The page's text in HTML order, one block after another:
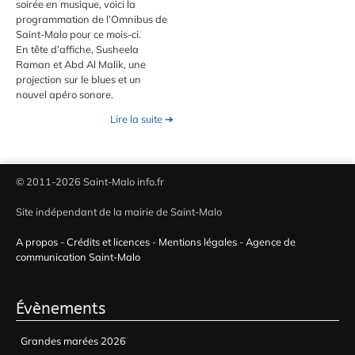
soirée en musique, voici la
programmation de l’Omnibus de
Saint-Malo pour ce mois-ci.
En tête d’affiche, Susheela
Raman et Abd Al Malik, une
projection sur le blues et un
nouvel apéro sonore.
Lire la suite ➔
© 2011-2026 Saint-Malo info.fr
Site indépendant de la mairie de Saint-Malo
A propos -Crédits et licences - Mentions légales -Agence de
communication Saint-Malo
Évènements
Grandes marées 2026